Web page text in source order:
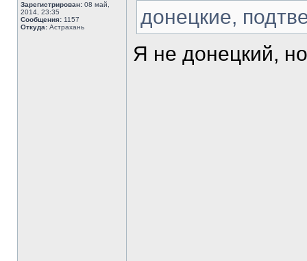
Зарегистрирован: 08 май,
2014, 23:35
Сообщения: 1157
Откуда: Астрахань
донецкие,
Я не донецкий,